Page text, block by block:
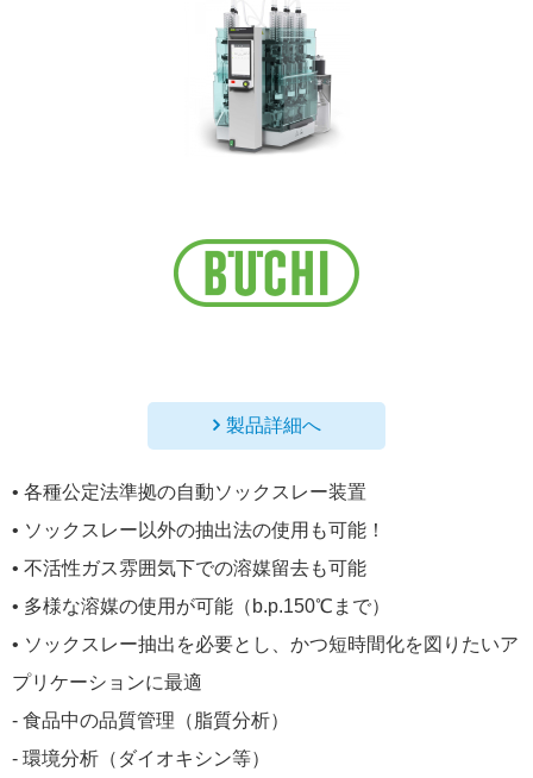
製品詳細へ
• 各種公定法準拠の自動ソックスレー装置
• ソックスレー以外の抽出法の使用も可能！
• 不活性ガス雰囲気下での溶媒留去も可能
• 多様な溶媒の使用が可能（b.p.150℃まで）
• ソックスレー抽出を必要とし、かつ短時間化を図りたいア
プリケーションに最適
- 食品中の品質管理（脂質分析）
- 環境分析（ダイオキシン等）